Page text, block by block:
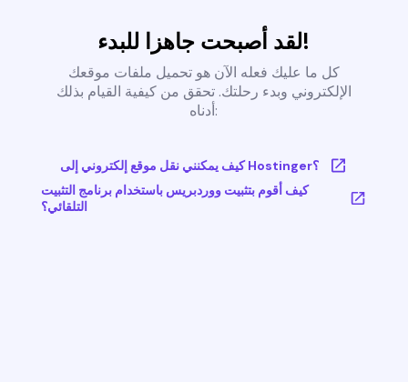
لقد أصبحت جاهزا للبدء!
كل ما عليك فعله الآن هو تحميل ملفات موقعك
الإلكتروني وبدء رحلتك. تحقق من كيفية القيام بذلك
أدناه:
كيف يمكنني نقل موقع إلكتروني إلى Hostinger؟
كيف أقوم بتثبيت ووردبريس باستخدام برنامج التثبيت
التلقائي؟